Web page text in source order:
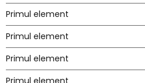
Primul element
Primul element
Primul element
Primul element